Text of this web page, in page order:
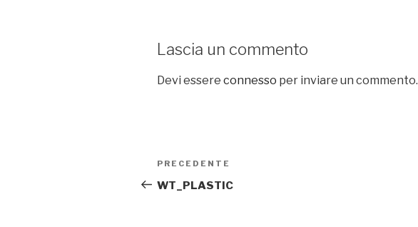
Lascia un commento
Devi essere connesso per inviare un commento.
Navigazione
articoli
Articolo
precedente:
PRECEDENTE
WT_PLASTIC